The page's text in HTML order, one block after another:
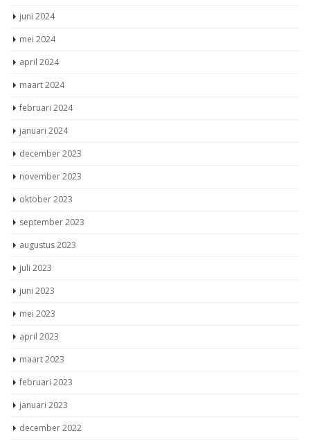
juni 2024
mei 2024
april 2024
maart 2024
februari 2024
januari 2024
december 2023
november 2023
oktober 2023
september 2023
augustus 2023
juli 2023
juni 2023
mei 2023
april 2023
maart 2023
februari 2023
januari 2023
december 2022